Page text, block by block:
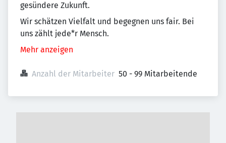
gesündere Zukunft.
Wir schätzen Vielfalt und begegnen uns fair. Bei
uns zählt jede*r Mensch.
Mehr anzeigen
Anzahl der Mitarbeiter 50 - 99 Mitarbeitende